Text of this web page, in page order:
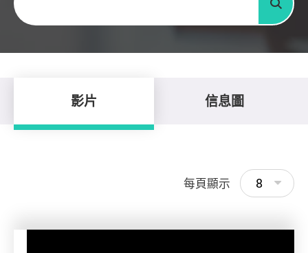
搜尋
影片 信息圖
每頁顯示 8